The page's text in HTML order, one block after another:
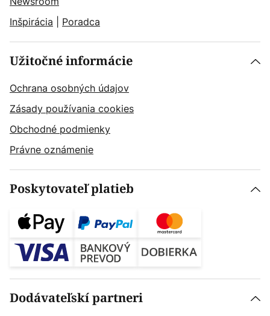
Inšpirácia
Poradca
Užitočné informácie
Ochrana osobných údajov
Zásady používania cookies
Obchodné podmienky
Právne oznámenie
Poskytovateľ platieb
Dodávateľskí partneri